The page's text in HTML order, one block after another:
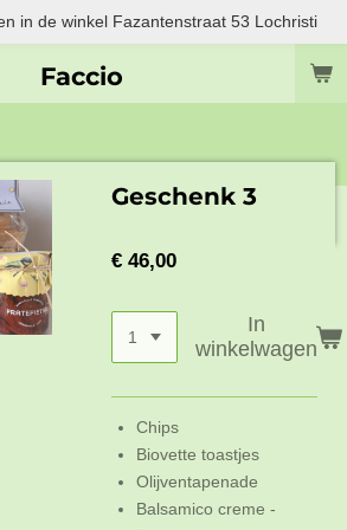
Faccio
in de winkel Fazantenstraat 53 Lochristi
Geschenk 3
€ 46,00
In
winkelwagen
Chips
Biovette toastjes
Olijventapenade
Balsamico creme -